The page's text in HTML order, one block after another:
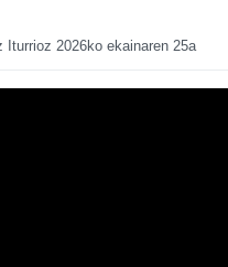
Iturrioz 2026ko ekainaren 25a